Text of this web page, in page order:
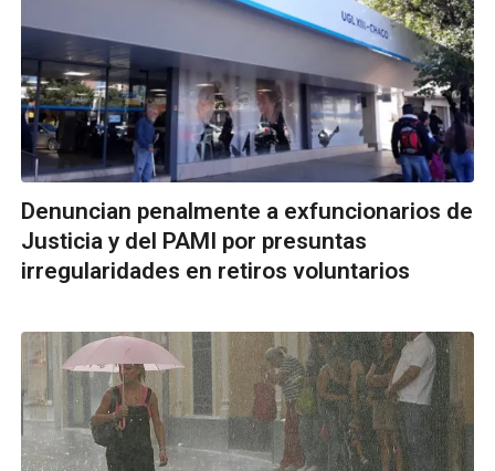
Denuncian penalmente a exfuncionarios de
Justicia y del PAMI por presuntas
irregularidades en retiros voluntarios